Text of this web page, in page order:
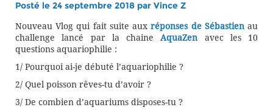
Posté le 24 septembre 2018 par Vince Z
Nouveau Vlog qui fait suite auxréponses de Sébastienau
challenge lancé par la chaineAquaZen avec les 10
questions aquariophilie :
1/ Pourquoi ai-je débuté l’aquariophilie ?
2/ Quel poisson rêves-tu d’avoir ?
3/ De combien d’aquariums disposes-tu ?